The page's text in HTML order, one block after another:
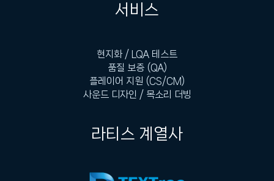
서비스
현지화 / LQA 테스트
품질 보증 (QA)
플레이어 지원 (CS/CM)
사운드 디자인 / 목소리 더빙
라티스 계열사